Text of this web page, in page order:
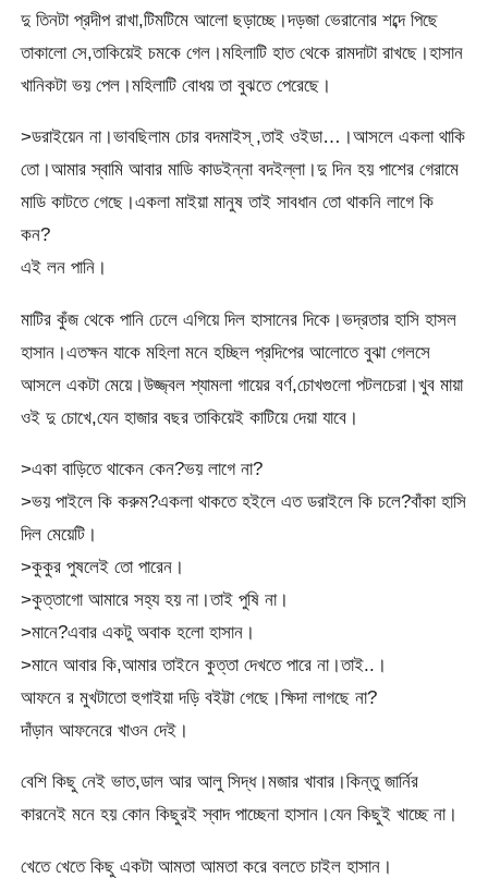
দু তিনটা প্রদীপ রাখা,টিমটিমে আলো ছড়াচ্ছে।দড়জা ভেরানোর শব্দে পিছে
তাকালো সে,তাকিয়েই চমকে গেল।মহিলাটি হাত থেকে রামদাটা রাখছে।হাসান
খানিকটা ভয় পেল।মহিলাটি বোধয় তা বুঝতে পেরেছে।
>ডরাইয়েন না।ভাবছিলাম চোর বদমাইস্ ,তাই ওইডা…।আসলে একলা থাকি
তো।আমার স্বামি আবার মাডি কাডইন্না বদইল্লা।দু দিন হয় পাশের গেরামে
মাডি কাটতে গেছে।একলা মাইয়া মানুষ তাই সাবধান তো থাকনি লাগে কি
কন?
এই লন পানি।
মাটির কুঁজ থেকে পানি ঢেলে এগিয়ে দিল হাসানের দিকে।ভদ্রতার হাসি হাসল
হাসান।এতক্ষন যাকে মহিলা মনে হচ্ছিল প্রদিপের আলোতে বুঝা গেলসে
আসলে একটা মেয়ে।উজ্জ্বল শ্যামলা গায়ের বর্ণ,চোখগুলো পটলচেরা।খুব মায়া
ওই দু চোখে,যেন হাজার বছর তাকিয়েই কাটিয়ে দেয়া যাবে।
>একা বাড়িতে থাকেন কেন?ভয় লাগে না?
>ভয় পাইলে কি করুম?একলা থাকতে হইলে এত ডরাইলে কি চলে?বাঁকা হাসি
দিল মেয়েটি।
>কুকুর পুষলেই তো পারেন।
>কুত্তাগো আমারে সহ্য হয় না।তাই পুষি না।
>মানে?এবার একটু অবাক হলো হাসান।
>মানে আবার কি,আমার তাইনে কুত্তা দেখতে পারে না।তাই..।
আফনে র মুখটাতো হুগাইয়া দড়ি বইট্টা গেছে।ক্ষিদা লাগছে না?
দাঁড়ান আফনেরে খাওন দেই।
বেশি কিছু নেই ভাত,ডাল আর আলু সিদ্ধ।মজার খাবার।কিন্তু জার্নির
কারনেই মনে হয় কোন কিছুরই স্বাদ পাচ্ছেনা হাসান।যেন কিছুই খাচ্ছে না।
খেতে খেতে কিছু একটা আমতা আমতা করে বলতে চাইল হাসান।